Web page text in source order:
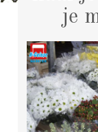
je